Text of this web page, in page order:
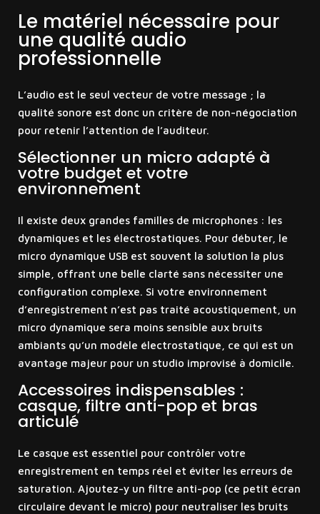
Le matériel nécessaire pour
une qualité audio
professionnelle
L’audio est le seul vecteur de votre message ; la
qualité sonore est donc un critère de non-négociation
pour retenir l’attention de l’auditeur.
Sélectionner un micro adapté à
votre budget et votre
environnement
Il existe deux grandes familles de microphones : les
dynamiques et les électrostatiques. Pour débuter, le
micro dynamique USB est souvent la solution la plus
simple, offrant une belle clarté sans nécessiter une
configuration complexe. Si votre environnement
d’enregistrement n’est pas traité acoustiquement, un
micro dynamique sera moins sensible aux bruits
ambiants qu’un modèle électrostatique, ce qui est un
avantage majeur pour un studio improvisé à domicile.
Accessoires indispensables :
casque, filtre anti-pop et bras
articulé
Le casque est essentiel pour contrôler votre
enregistrement en temps réel et éviter les erreurs de
saturation. Ajoutez-y un filtre anti-pop (ce petit écran
circulaire devant le micro) pour neutraliser les bruits